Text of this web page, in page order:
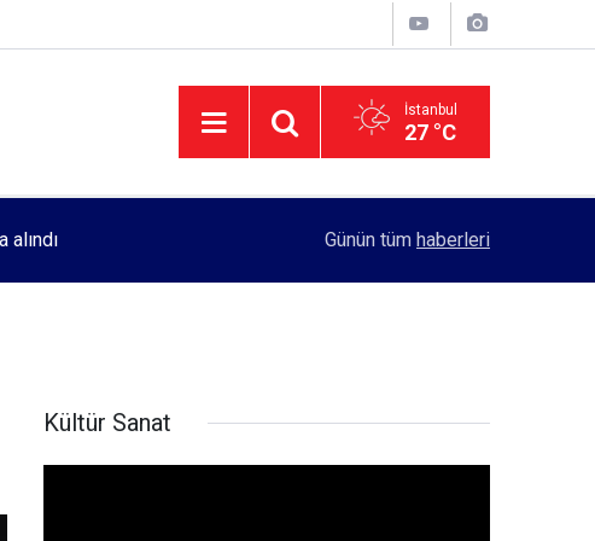
İstanbul
27 °C
Rektörlük, kadın öğrencilerin güvenliği için
Günün tüm haberleri
Kültür Sanat